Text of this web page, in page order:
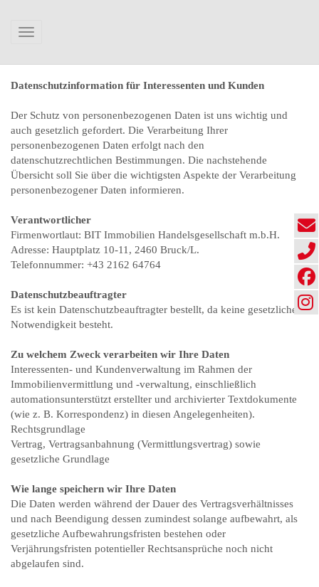
Navigation anzeigen
Datenschutzinformation für Interessenten und Kunden
Der Schutz von personenbezogenen Daten ist uns wichtig und
auch gesetzlich gefordert. Die Verarbeitung Ihrer
personenbezogenen Daten erfolgt nach den
datenschutzrechtlichen Bestimmungen. Die nachstehende
Übersicht soll Sie über die wichtigsten Aspekte der Verarbeitung
personenbezogener Daten informieren.
Verantwortlicher
Firmenwortlaut: BIT Immobilien Handelsgesellschaft m.b.H.
Adresse: Hauptplatz 10-11, 2460 Bruck/L.
Telefonnummer: +43 2162 64764
Datenschutzbeauftragter
Es ist kein Datenschutzbeauftragter bestellt, da keine gesetzliche
Notwendigkeit besteht.
Zu welchem Zweck verarbeiten wir Ihre Daten
Interessenten- und Kundenverwaltung im Rahmen der
Immobilienvermittlung und -verwaltung, einschließlich
automationsunterstützt erstellter und archivierter Textdokumente
(wie z. B. Korrespondenz) in diesen Angelegenheiten).
Rechtsgrundlage
Vertrag, Vertragsanbahnung (Vermittlungsvertrag) sowie
gesetzliche Grundlage
Wie lange speichern wir Ihre Daten
Die Daten werden während der Dauer des Vertragsverhältnisses
und nach Beendigung dessen zumindest solange aufbewahrt, als
gesetzliche Aufbewahrungsfristen bestehen oder
Verjährungsfristen potentieller Rechtsansprüche noch nicht
abgelaufen sind.